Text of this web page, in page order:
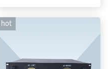
80AS switching power
hot